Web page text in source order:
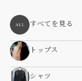
すべてを見る
トップス
シャツ